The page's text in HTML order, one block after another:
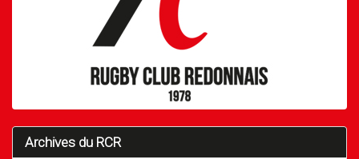
Archives du RCR